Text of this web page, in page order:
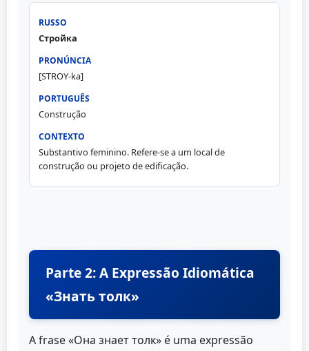
Стройка
[STROY-ka]
Construção
Substantivo feminino. Refere-se a um local de
construção ou projeto de edificação.
Parte 2: A Expressão Idiomática
«Знать толк»
A frase «Она знает толк» é uma expressão